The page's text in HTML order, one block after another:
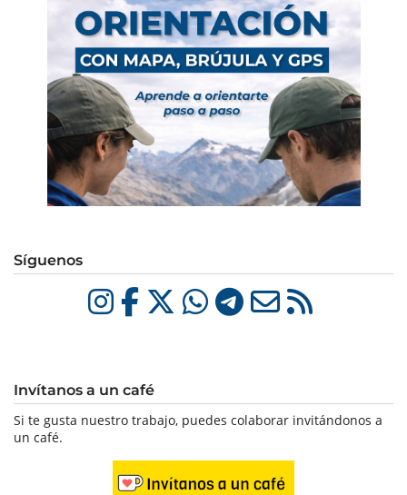
Síguenos
Invítanos a un café
Si te gusta nuestro trabajo, puedes colaborar invitándonos a
un café.